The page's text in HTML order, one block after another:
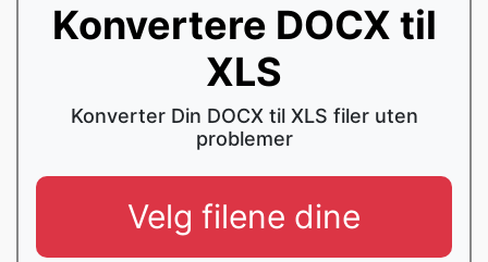
Konvertere DOCX til
XLS
Konverter Din DOCX til XLS filer uten
problemer
Velg filene dine